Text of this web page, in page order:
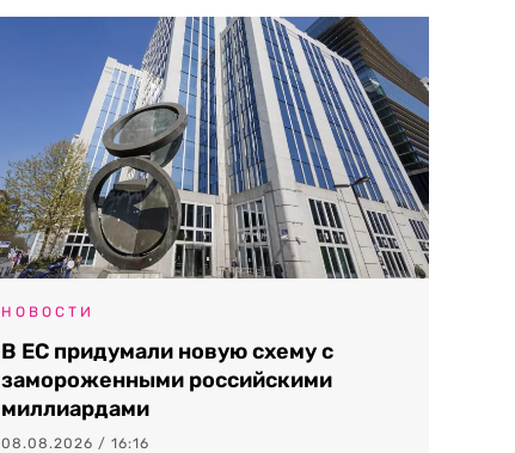
НОВОСТИ
В ЕС придумали новую схему с
замороженными российскими
миллиардами
08.08.2026 / 16:16